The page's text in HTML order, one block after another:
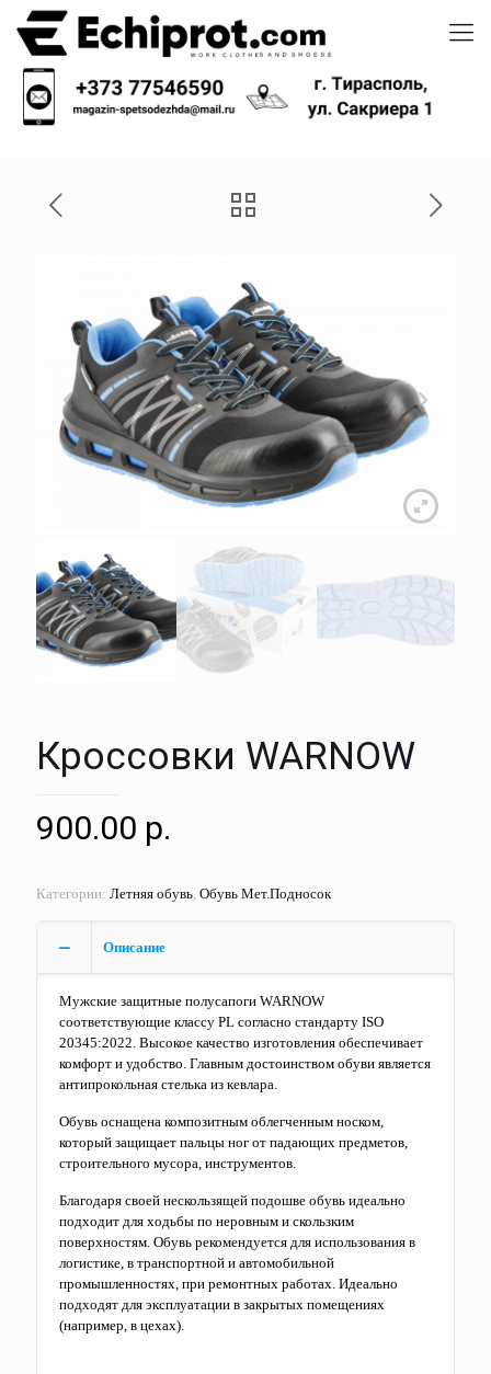
Кроссовки WARNOW
900.00 р.
Категории: Летняя обувь, Обувь Мет.Подносок
Описание
Мужские защитные полусапоги WARNOW
соответствующие классу PL согласно стандарту ISO
20345:2022. Высокое качество изготовления обеспечивает
комфорт и удобство. Главным достоинством обуви является
антипрокольная стелька из кевлара.
Обувь оснащена композитным облегченным носком,
который защищает пальцы ног от падающих предметов,
строительного мусора, инструментов.
Благодаря своей нескользящей подошве обувь идеально
подходит для ходьбы по неровным и скользким
поверхностям. Обувь рекомендуется для использования в
логистике, в транспортной и автомобильной
промышленностях, при ремонтных работах. Идеально
подходят для эксплуатации в закрытых помещениях
(например, в цехах).